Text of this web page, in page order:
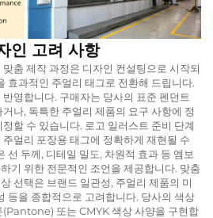
인 고려 사항
춤 제작 과정은 디자인 컨설팅으로 시작되
효과적인 주얼리 태그로 전환해 드립니다.
영합니다. 구매자는 당사의 표준 펜던트
나, 독특한 주얼리 제품의 요구 사항에 정
할 수 있습니다. 로고 일러스트 준비 단계
얼리 포장용 태그에 정확하게 재현될 수
선 두께, 디테일 밀도, 차원적 효과 등 엠보
기 위한 전문적인 조언을 제공합니다. 맞춤
선택은 브랜드 일관성, 주얼리 제품의 미
등을 종합적으로 고려합니다. 당사의 색상
(Pantone) 또는 CMYK 색상 사양을 구현합